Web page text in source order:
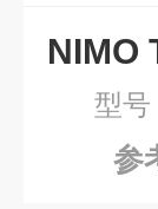
型号
参